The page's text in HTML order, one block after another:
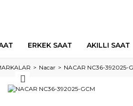
ERKEK SAAT AKILLI SAAT
Nacar NACAR NC36-392025-